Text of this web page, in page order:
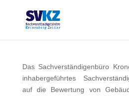
Das Sachverständigenbüro
inhabergeführtes
auf die Bewertung von